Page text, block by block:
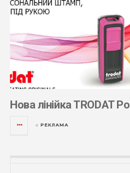
Нова лінійка TRODAT
в РЕКЛАМА